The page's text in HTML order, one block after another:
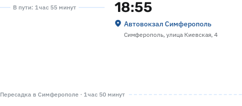
В пути: 1 час 55 минут 18:55
Автовокзал Симферополь
Симферополь, улица Киевская, 4
Пересадка в Симферополе · 1 час 50 минут